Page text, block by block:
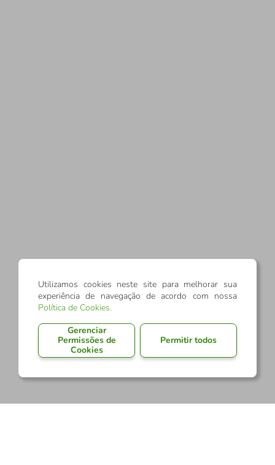
Utilizamos cookies neste site para melhorar sua
experiência de navegação de acordo com nossa
Política de Cookies.
Gerenciar
Permissões de
Cookies
Permitir todos